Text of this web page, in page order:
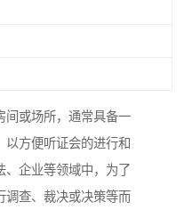
间或场所，通常具备一
以方便听证会的进行和
、企业等领域中，为了
调查、裁决或决策等而